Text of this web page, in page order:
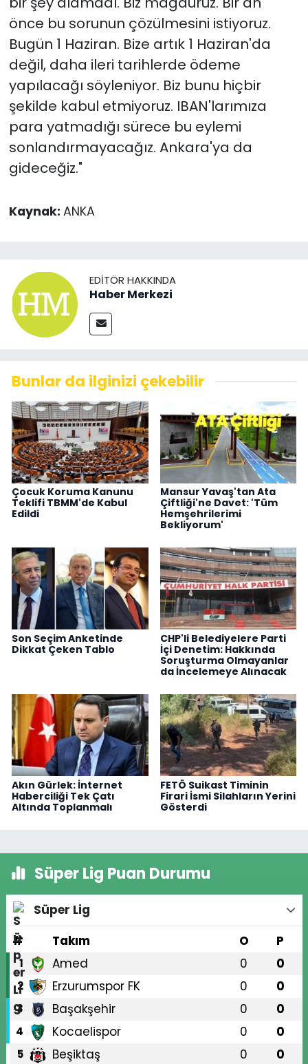
önce bu sorunun çözülmesini istiyoruz.
Bugün 1 Haziran. Bize artık 1 Haziran'da
değil, daha ileri tarihlerde ödeme
yapılacağı söyleniyor. Biz bunu hiçbir
şekilde kabul etmiyoruz. IBAN'larımıza
para yatmadığı sürece bu eylemi
sonlandırmayacağız. Ankara'ya da
gideceğiz."
Kaynak: ANKA
EDITÖR HAKKINDA
Haber Merkezi
Bunlar da ilginizi çekebilir
Çocuk Koruma Kanunu
Teklifi TBMM'de Kabul
Edildi
Mansur Yavaş'tan Ata
Çiftliği'ne Davet: 'Tüm
Hemşehrilerimi
Bekliyorum'
Son Seçim Anketinde
Dikkat Çeken Tablo
CHP'li Belediyelere Parti
İçi Denetim: Hakkında
Soruşturma Olmayanlar
da İncelemeye Alınacak
Akın Gürlek: İnternet
Haberciliği Tek Çatı
Altında Toplanmalı
FETÖ Suikast Timinin
Firari İsmi Silahların Yerini
Gösterdi
Süper Lig Puan Durumu
Süper Lig
#
Takım O P
1 Amed 0 0
2 Erzurumspor FK 0 0
3 Başakşehir 0 0
4 Kocaelispor 0 0
5 Beşiktaş 0 0